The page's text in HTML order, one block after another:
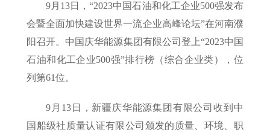
9月13日，“2023中国石油和化工企业500强发布
会暨全面加快建设世界一流企业高峰论坛”在河南濮
阳召开。中国庆华能源集团有限公司登上“2023中国
石油和化工企业500强”排行榜（综合企业类），位
列第61位。
9月13日，新疆庆华能源集团有限公司收到中
国船级社质量认证有限公司颁发的质量、环境、职